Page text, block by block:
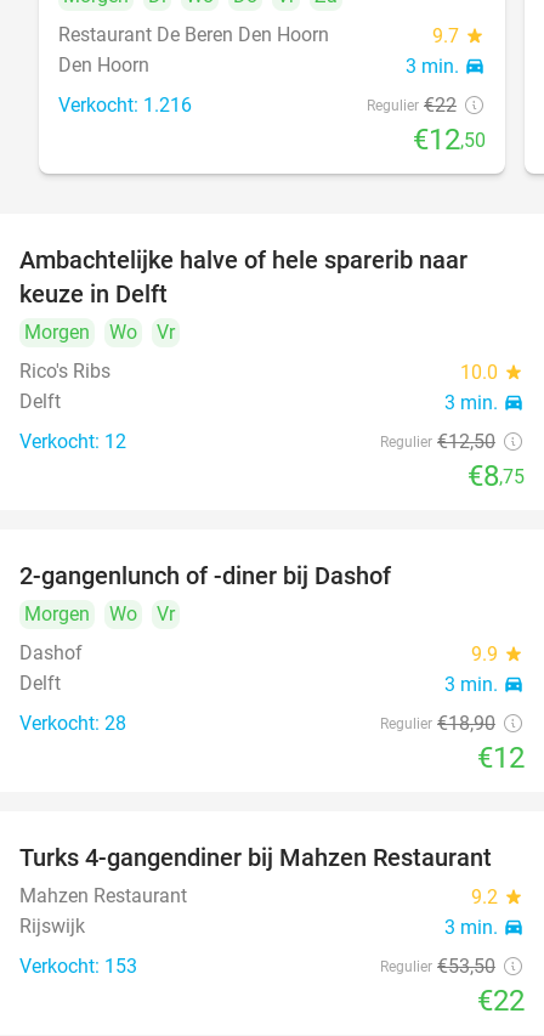
Restaurant De Beren Den Hoorn
9.7 star
Den Hoorn 3 min. directions_car
Verkocht: 1.216 Regulier €22
€12,50
Ambachtelijke halve of hele sparerib naar
keuze in Delft
Morgen Wo
Vr
Rico's Ribs
10.0 star
Delft 3 min. directions_car
Verkocht: 12 Regulier €12,50
€8,75
2-gangenlunch of -diner bij Dashof
Morgen Wo
Vr
Dashof
9.9 star
Delft 3 min. directions_car
Verkocht: 28 Regulier €18,90
€12
59%
Turks 4-gangendiner bij Mahzen Restaurant
Mahzen Restaurant 9.2 star
Rijswijk 3 min. directions_car
Verkocht: 153 Regulier €53,50
€22